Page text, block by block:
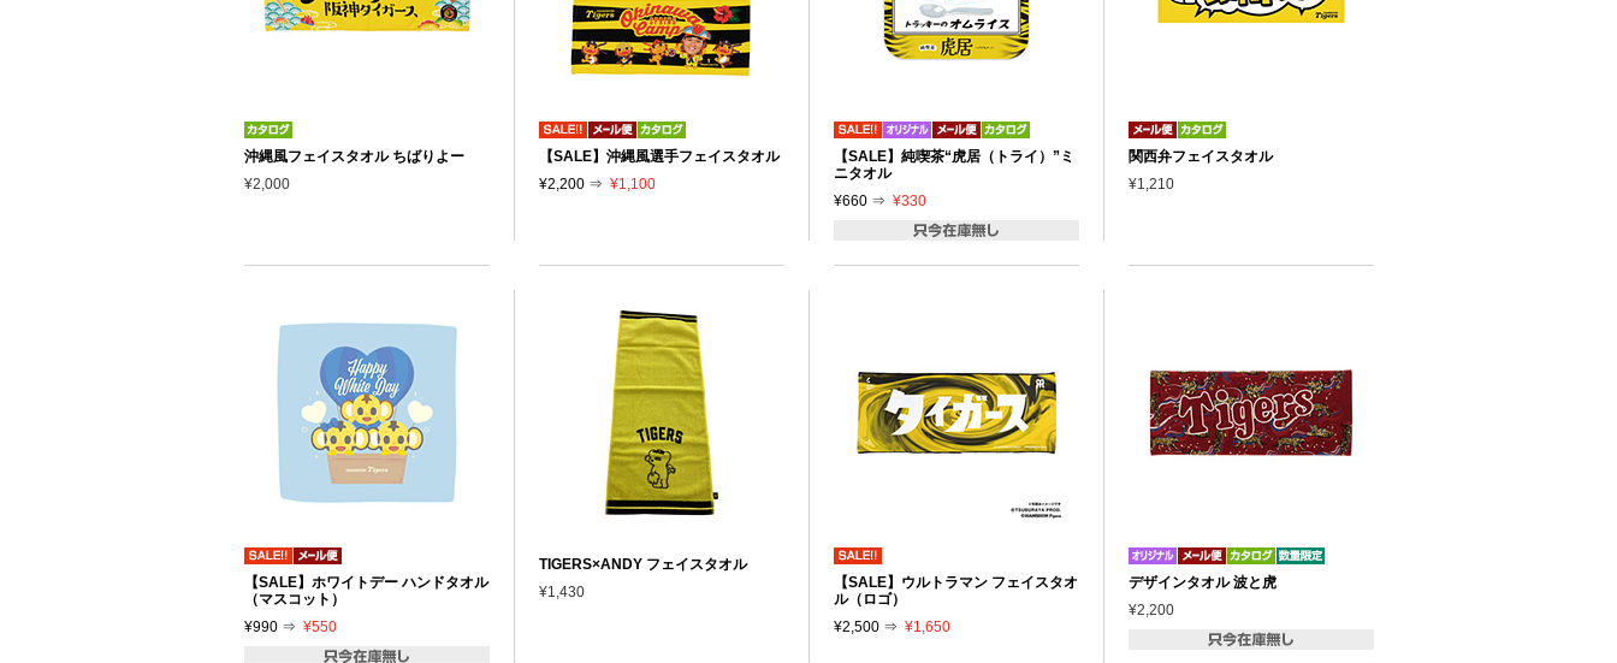
沖縄風フェイスタオル ちばりよー
¥2,000
【SALE】沖縄風選手フェイスタオル
¥2,200 ⇒ ¥1,100
【SALE】純喫茶“虎居（トライ）”ミ
ニタオル
¥660 ⇒ ¥330
関西弁フェイスタオル
¥1,210
【SALE】ホワイトデー ハンドタオル
（マスコット）
¥990 ⇒ ¥550
TIGERS×ANDY フェイスタオル
¥1,430
【SALE】ウルトラマン フェイスタオ
ル（ロゴ）
¥2,500 ⇒ ¥1,650
デザインタオル 波と虎
¥2,200